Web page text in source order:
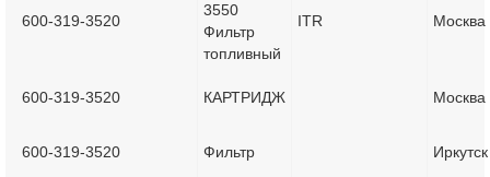
600-319-3520
3550
Фильтр
топливный
ITR Москва
600-319-3520 КАРТРИДЖ Москва
600-319-3520 Фильтр Иркутск